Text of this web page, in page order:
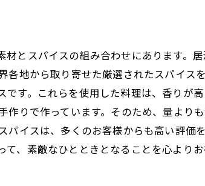
とスパイスの組み合わせにあります。
地から取り寄せた厳選されたスパイス
す。これらを使用した料理は、香りが
りで作っています。そのため、量より
イスは、多くのお客様からも高い評価
、素敵なひとときとなることを心よりお